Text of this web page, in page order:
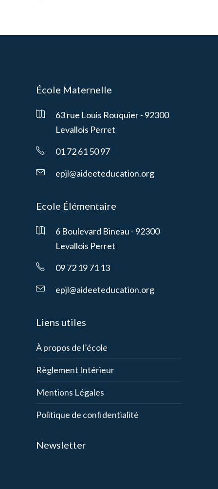
École Maternelle
63 rue Louis Rouquier - 92300
Levallois Perret
01 72 61 50 97
epjl@aideeteducation.org
Ecole Élémentaire
6 Boulevard Bineau - 92300
Levallois Perret
09 72 19 71 13
epjl@aideeteducation.org
Liens utiles
À propos de l’école
Règlement Intérieur
Mentions Légales
Politique de confidentialité
Newsletter